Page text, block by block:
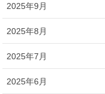
2025年9月
2025年8月
2025年7月
2025年6月